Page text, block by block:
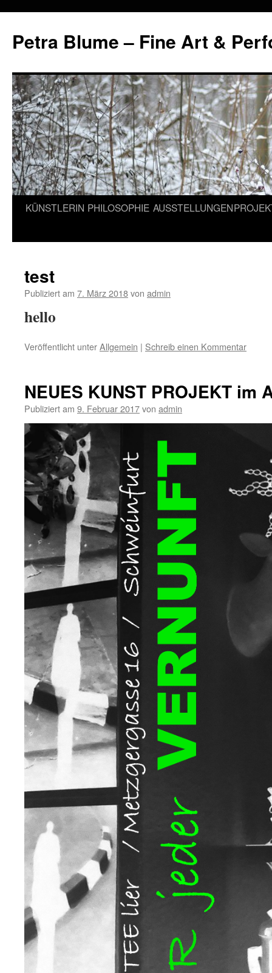
Petra Blume – Fine Art &
Zum
KÜNSTLERIN PHILOSOPHIE AUSSTELLUNGEN
test
Publiziert am 7. März 2018von admin
hello
Veröffentlicht unterAllgemein | Schreib einen Kommentar
NEUES KUNST PROJEKT im
Publiziert am 9. Februar 2017von admin